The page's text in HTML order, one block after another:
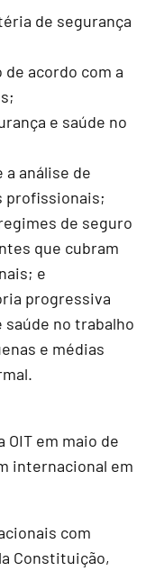
de segurança
acordo com a
e saúde no
a análise de
profissionais;
de seguro
que cubram
e
progressiva
saúde no trabalho
e médias
OIT em maio de
internacional em
com
Constituição,